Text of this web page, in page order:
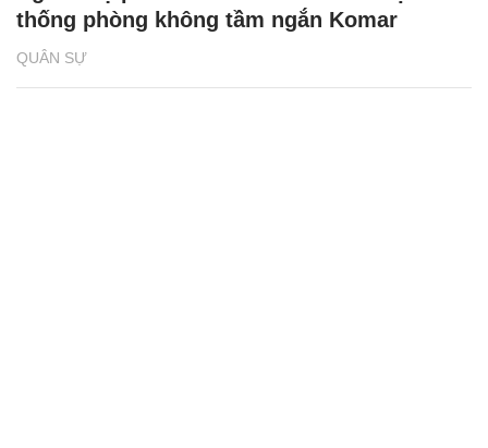
QUÂN SỰ
thống phòng không tầm ngắn Komar